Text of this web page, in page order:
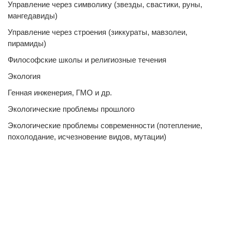
Управление через символику (звезды, свастики, руны,
мангедавиды)
Управление через строения (зиккураты, мавзолеи,
пирамиды)
Философские школы и религиозные течения
Экология
Генная инженерия, ГМО и др.
Экологические проблемы прошлого
Экологические проблемы современности (потепление,
похолодание, исчезновение видов, мутации)